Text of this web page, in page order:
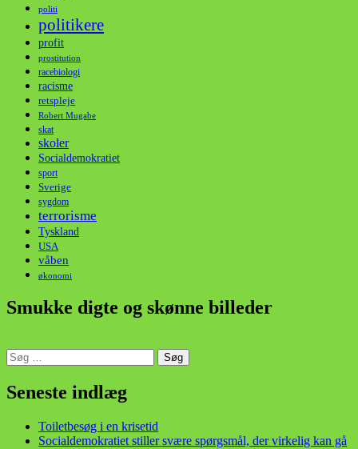
politi
politikere
profit
prostitution
racebiologi
racisme
retspleje
Robert Mugabe
skat
skoler
Socialdemokratiet
sport
Sverige
sygdom
terrorisme
Tyskland
USA
våben
økonomi
Smukke digte og skønne billeder
Søg
efter:
Seneste indlæg
Toiletbesøg i en krisetid
Socialdemokratiet stiller svære spørgsmål, der virkelig kan gå